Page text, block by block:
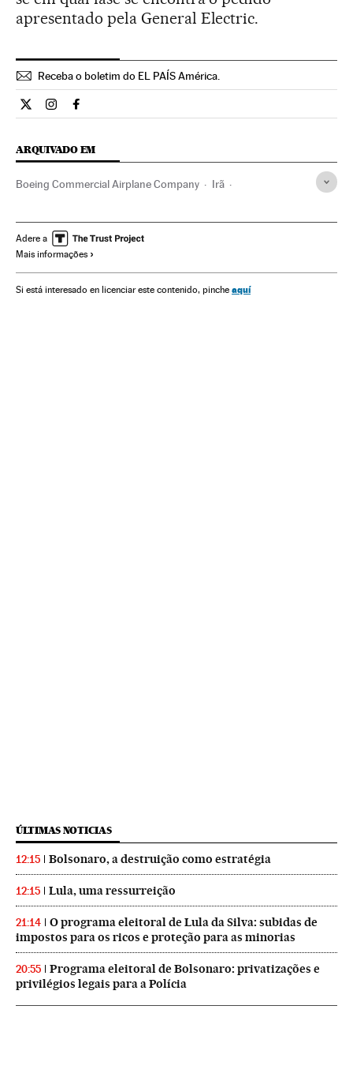
apresentado pela General Electric.
Receba o boletim do EL PAÍS América.
Economia El País Brasil en Twitter
Economia El País Brasil en Instagram
Economia El País Brasil en Facebook
ARQUIVADO EM
Boeing Commercial Airplane Company Irã
América do Norte Ásia
Adere a
Mais informações
Si está interesado en licenciar este contenido, pinche aquí
ÚLTIMAS NOTICIAS
12:15 Bolsonaro, a destruição como estratégia
12:15 Lula, uma ressurreição
21:14
O programa eleitoral de Lula da Silva: subidas de
impostos para os ricos e proteção para as minorias
20:55
Programa eleitoral de Bolsonaro: privatizações e
privilégios legais para a Polícia